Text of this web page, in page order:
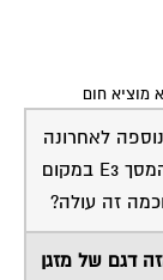
לאחרונה
עוד בעיה, כשאני מדליק אותו הוא מציג על המסך E3 במקום
זה עולה?
דגם של מזגן